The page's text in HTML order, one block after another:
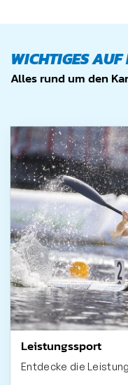
WICHTIGES
Alles rund um den
Leistungssport
Entdecke die